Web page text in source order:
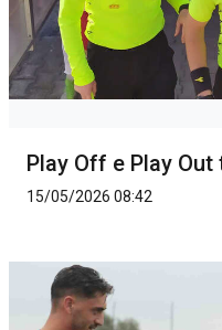
Play Off e Play
15/05/2026 08:42